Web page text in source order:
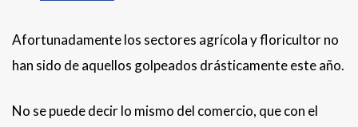
Afortunadamente los sectores agrícola y floricultor no
han sido de aquellos golpeados drásticamente este año.
No se puede decir lo mismo del comercio, que con el